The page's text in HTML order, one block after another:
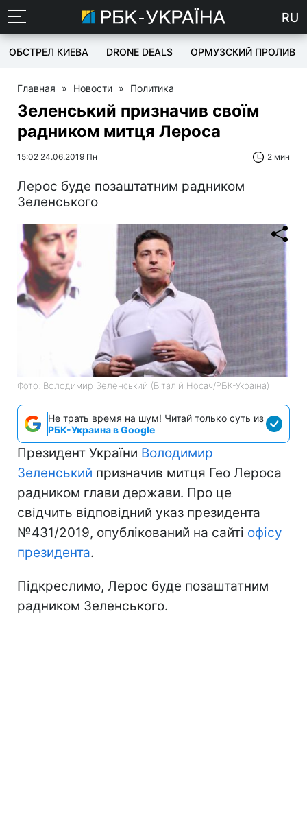
RU
ОБСТРЕЛ КИЕВА DRONE DEALS ОРМУЗСКИЙ ПРОЛИВ
Главная » Новости » Политика
Зеленський призначив своїм
радником митця Лероса
15:02 24.06.2019 Пн 2 мин
Лерос буде позаштатним радником
Зеленського
Фото: Володимир Зеленський (Віталій Носач/РБК-Україна)
Не трать время на шум! Читай только суть из
РБК-Украина в Google
Президент України Володимир
Зеленський призначив митця Гео Лероса
радником глави держави. Про це
свідчить відповідний указ президента
№431/2019, опублікований на сайті офісу
президента.
Підкреслимо, Лерос буде позаштатним
радником Зеленського.